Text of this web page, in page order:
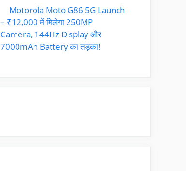
Motorola Moto G86 5G Launch
– ₹12,000 में मिलेगा 250MP
Camera, 144Hz Display और
7000mAh Battery का तड़का!